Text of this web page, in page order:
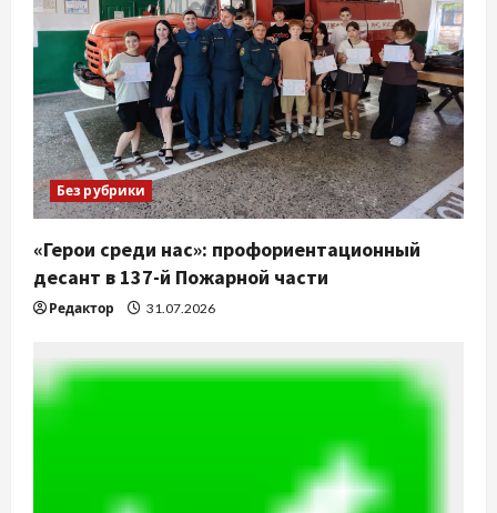
Без рубрики
«Герои среди нас»: профориентационный
десант в 137-й Пожарной части
Редактор 31.07.2026